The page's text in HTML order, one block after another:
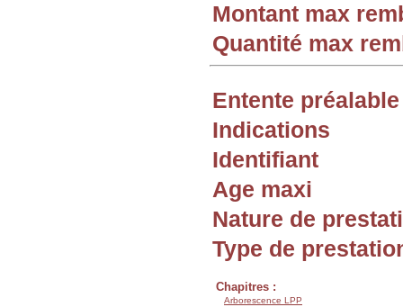
Montant max
Quantité max
Entente préalable
Indications
Identifiant
Age maxi
Nature de
Type de
Chapitres :
Arborescence LPP